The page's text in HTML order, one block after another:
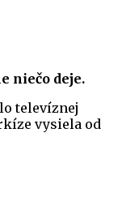
niečo deje.
televíznej
vysiela od